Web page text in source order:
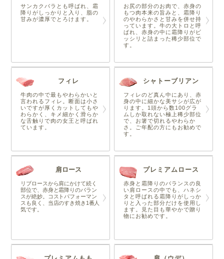
サンカクバラとも呼ばれ、霜
降りがしっかりと入り、脂の
甘みが濃厚でとろけます。
お尻の部分のお肉で、赤身の
もつ肉本来の旨みと、霜降り
のやわらかさと甘みを併せ持
っています。牛の大トロと呼
ばれ、赤身の中に霜降りがビ
ッシリと詰まった稀少部位で
す。
フィレ
牛肉の中で最もやわらかいと
言われるフィレ。断面は小さ
いですが厚くカットしてもや
わらかく、キメ細かく滑らか
な舌触りで肉の女王と呼ばれ
ています。
シャトーブリアン
フィレのど真ん中にあり、赤
身の中に細かな美サシが広が
ります。1頭から数100グラ
ムしか取れない極上稀少部位
で、お箸で切れるやわらか
さ。ご年配の方にもお勧めで
す。
肩ロース
リブロースから肩にかけて続く
部位で、赤身と霜降りのバラン
スが絶妙。コストパフォーマン
スも良く、当店のすき焼き1番人
気です。
プレミアムロース
赤身と霜降りのバランスの良
い肩ロースの中でも、ハネシ
タと呼ばれる霜降りがしっか
りと入った部分だけを使用し
ます。見た目も華やかで贈り
物にお勧めです。